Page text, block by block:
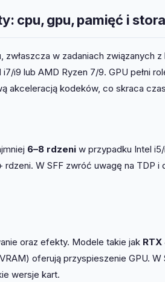
cpu, gpu, pamięć i
zwłaszcza w zadaniach związanych
i9 lub AMD Ryzen 7/9. GPU pełni
akceleracją kodeków, co skraca
6–8 rdzeni w przypadku Intel
rdzeni. W SFF zwróć uwagę na TDP
oraz efekty. Modele takie jak
oferują przyspieszenie GPU.
wersje kart.